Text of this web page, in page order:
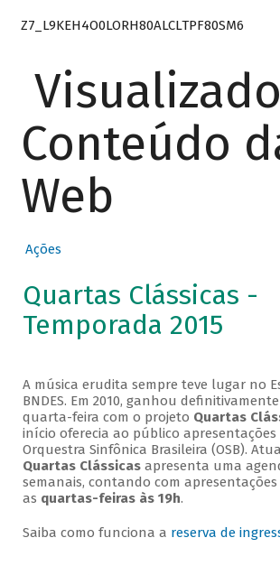
Z7_L9KEH4O0LORH80ALCLTPF80SM6
Conteúdo
Web
Ações
Quartas Clássicas -
Temporada 2015
A música erudita sempre teve lugar no
BNDES. Em 2010, ganhou
quarta-feira com o projeto Quartas
início oferecia ao público
Orquestra Sinfônica Brasileira (OSB).
Quartas Clássicasapresenta uma
semanais, contando com
as quartas-feiras às 19h.
Saiba como funciona a reserva de